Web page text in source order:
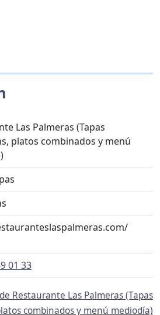
Las Palmeras (Tapas
platos combinados y menú
01 33
Restaurante Las Palmeras (Tapas
combinados y menú mediodía)